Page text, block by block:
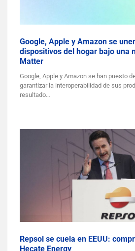
Google, Apple y Amazon se
dispositivos del hogar bajo una
Matter
Google, Apple y Amazon se han puesto
garantizar la interoperabilidad de sus
resultado…
Repsol se cuela en EEUU:
Hecate Energy